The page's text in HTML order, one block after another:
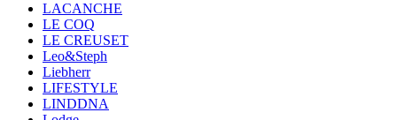
LACANCHE
LE COQ
LE CREUSET
Leo&Steph
Liebherr
LIFESTYLE
LINDDNA